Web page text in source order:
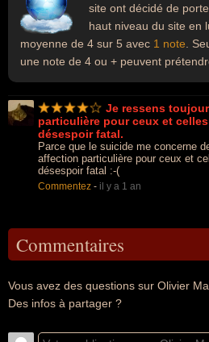
site ont décidé de
haut niveau du site en
moyenne de 4 sur 5 avec 1 note .
une note de 4 ou + peuvent
Je ressens
particulière pour ceux et
désespoir fatal.
Parce que le suicide me concerne
affection particulière pour ceux et
désespoir fatal :-(
Commentez - il y a 1 an
Commentaires
Vous avez des questions sur Olivier
Des infos à partager ?